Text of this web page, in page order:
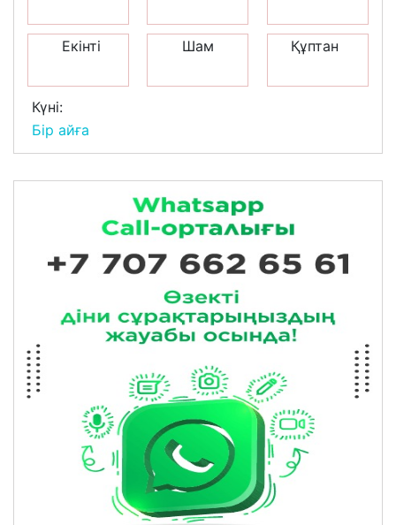
Екінті Шам Құптан
Күні:
Бір айға